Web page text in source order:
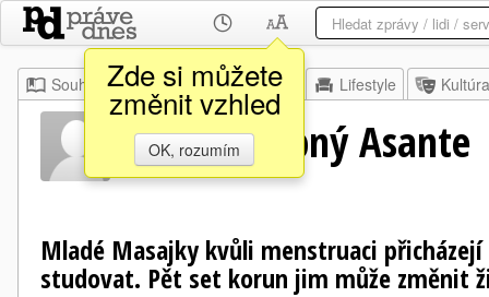
Zde si můžete
změnit vzhled
OK, rozumím
Souhrn Moje Z domova Lifestyle Kultúra
Kenya Drobný Asante
Mladé Masajky kvůli menstruaci
studovat. Pět set korun jim může změnit